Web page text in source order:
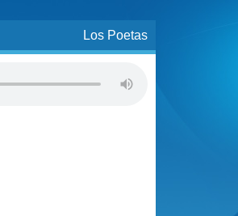
Los Poetas